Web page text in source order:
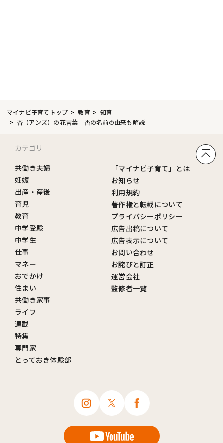
マイナビ子育てトップ 教育
知育
杏（アンズ）の花言葉｜杏の名前の由来も解説
カテゴリ
共働き夫婦
妊娠
出産・産後
育児
教育
中学受験
中学生
仕事
マネー
おでかけ
住まい
共働き家事
ライフ
連載
特集
専門家
とっておき体験部
「マイナビ子育て」とは
お知らせ
利用規約
著作権と転載について
プライバシーポリシー
広告出稿について
広告表示について
お問い合わせ
お詫びと訂正
運営会社
監修者一覧